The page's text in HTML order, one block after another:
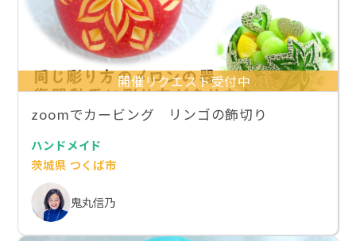
開催リクエスト受付中
zoomでカービング リンゴの飾切り
ハンドメイド
茨城県 つくば市
鬼丸信乃